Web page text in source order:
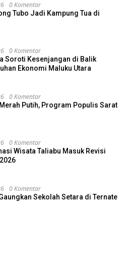
0 Komentar
Tubo Jadi Kampung Tua di
0 Komentar
Soroti Kesenjangan di Balik
Ekonomi Maluku Utara
0 Komentar
Putih, Program Populis Sarat
0 Komentar
Wisata Taliabu Masuk Revisi
0 Komentar
Sekolah Setara di Ternate